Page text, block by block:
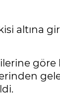
altına